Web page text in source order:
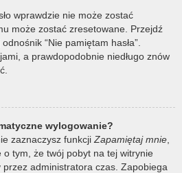
wprawdzie nie może zostać
może zostać zresetowane. Przejdź
“Nie pamiętam hasła”.
a prawdopodobnie niedługo znów
wylogowanie?
zaznaczysz funkcji Zapamiętaj mnie
tym, że twój pobyt na tej witrynie
przez administratora czas. Zapobiega